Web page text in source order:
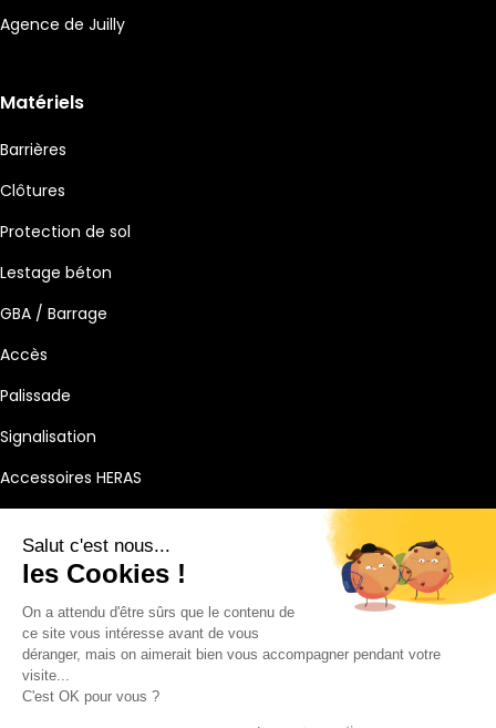
Agence de Juilly
Matériels
Barrières
Clôtures
Protection de sol
Lestage béton
GBA / Barrage
Accès
Palissade
Signalisation
Accessoires HERAS
© 2025 TMF Location. Tous droits réservés.
CGL
CGV
Politique de confidentialité
Salut c'est nous...
les Cookies !
On a attendu d'être sûrs que le contenu de
ce site vous intéresse avant de vous
déranger, mais on aimerait bien vous accompagner pendant votre
visite...
C'est OK pour vous ?